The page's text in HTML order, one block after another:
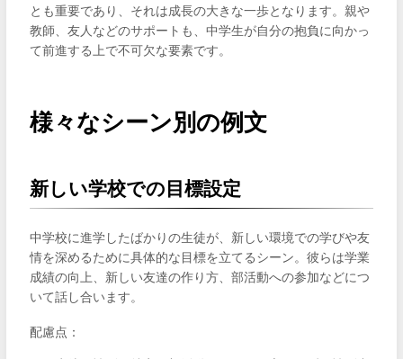
とも重要であり、それは成長の大きな一歩となります。親や
教師、友人などのサポートも、中学生が自分の抱負に向かっ
て前進する上で不可欠な要素です。
様々なシーン別の例文
新しい学校での目標設定
中学校に進学したばかりの生徒が、新しい環境での学びや友
情を深めるために具体的な目標を立てるシーン。彼らは学業
成績の向上、新しい友達の作り方、部活動への参加などにつ
いて話し合います。
配慮点：